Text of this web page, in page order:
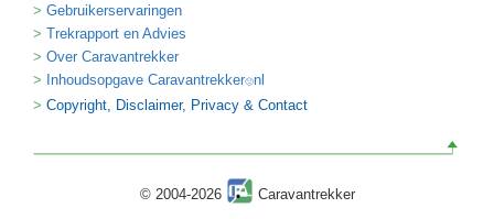
Gebruikerservaringen
Trekrapport en Advies
Over Caravantrekker
Inhoudsopgave Caravantrekker🙂nl
Copyright, Disclaimer, Privacy & Contact
© 2004-2026 Caravantrekker